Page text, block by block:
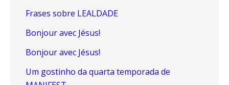
Frases sobre LEALDADE
Bonjour avec Jésus!
Bonjour avec Jésus!
Um gostinho da quarta temporada de